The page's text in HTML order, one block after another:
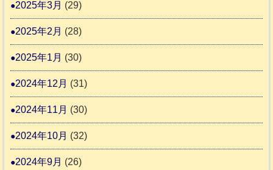
2025年3月 (29)
2025年2月 (28)
2025年1月 (30)
2024年12月 (31)
2024年11月 (30)
2024年10月 (32)
2024年9月 (26)